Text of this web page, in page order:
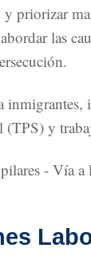
priorizar
las
y
- Vía